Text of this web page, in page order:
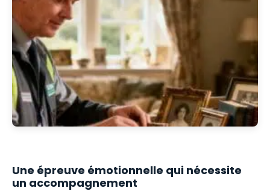
Une épreuve émotionnelle qui nécessite
un accompagnement